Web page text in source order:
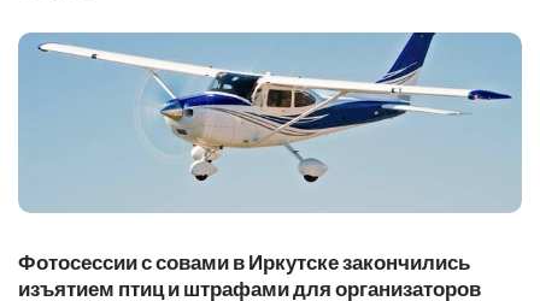
Фотосессии с совами в Иркутске закончились
изъятием птиц и штрафами для организаторов